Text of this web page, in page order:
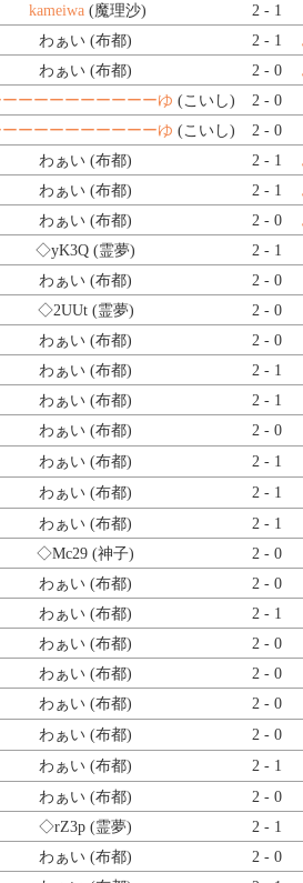
kameiwa (魔理沙) 2 - 1
わぁい (布都) 2 - 1
わぁい (布都) 2 - 0
ーーーーーーーーーゆ (こいし) 2 - 0
ーーーーーーーーーゆ (こいし) 2 - 0
わぁい (布都) 2 - 1
わぁい (布都) 2 - 1
わぁい (布都) 2 - 0
◇yK3Q (霊夢) 2 - 1
わぁい (布都) 2 - 0
◇2UUt(霊夢) 2 - 0
わぁい (布都) 2 - 0
わぁい (布都) 2 - 1
わぁい (布都) 2 - 1
わぁい (布都) 2 - 0
わぁい (布都) 2 - 1
わぁい (布都) 2 - 1
わぁい (布都) 2 - 1
◇Mc29 (神子) 2 - 0
わぁい (布都) 2 - 0
わぁい (布都) 2 - 1
わぁい (布都) 2 - 0
わぁい (布都) 2 - 0
わぁい (布都) 2 - 0
わぁい (布都) 2 - 0
わぁい (布都) 2 - 1
わぁい (布都) 2 - 0
◇rZ3p (霊夢) 2 - 1
わぁい (布都) 2 - 0